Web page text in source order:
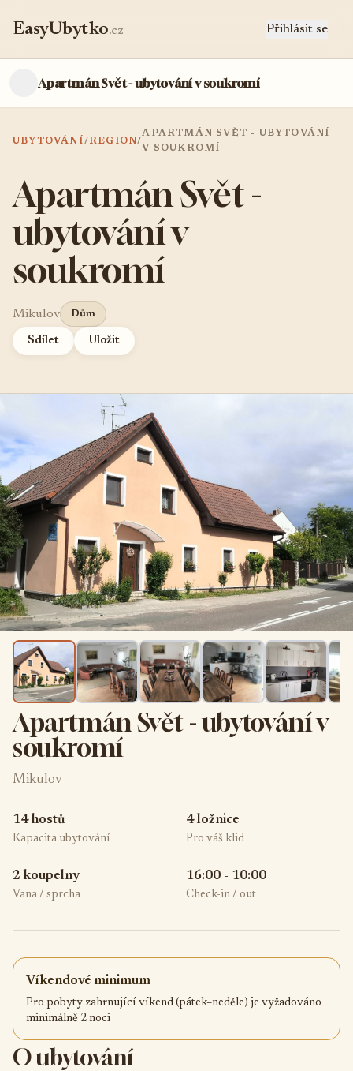
EasyUbytko.cz Přihlásit se
Apartmán Svět - ubytování v soukromí
UBYTOVÁNÍ/REGION/
APARTMÁN SVĚT - UBYTOVÁNÍ
V SOUKROMÍ
Apartmán Svět -
ubytování v
soukromí
Mikulov Dům
Sdílet Uložit
Apartmán Svět - ubytování v
soukromí
Mikulov
14 hostů
Kapacita ubytování
4 ložnice
Pro váš klid
2 koupelny
Vana / sprcha
16:00 - 10:00
Check-in / out
Víkendové minimum
Pro pobyty zahrnující víkend (pátek–neděle) je vyžadováno
minimálně 2 noci
O ubytování